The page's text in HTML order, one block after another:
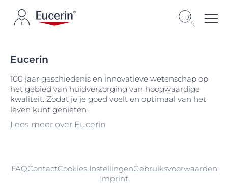
Eucerin
100 jaar geschiedenis en innovatieve wetenschap op
het gebied van huidverzorging van hoogwaardige
kwaliteit. Zodat je je goed voelt en optimaal van het
leven kunt genieten
Lees meer over Eucerin
FAQContactCookies InstellingenGebruiksvoorwaarden
Imprint